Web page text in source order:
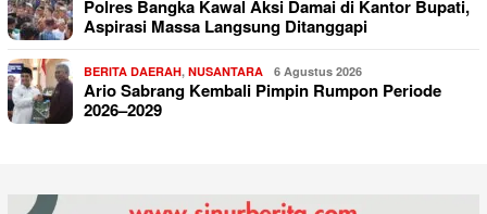
Polres Bangka Kawal Aksi Damai di Kantor Bupati,
Aspirasi Massa Langsung Ditanggapi
BERITA DAERAH, NUSANTARA 6 Agustus 2026
Ario Sabrang Kembali Pimpin Rumpon Periode
2026–2029